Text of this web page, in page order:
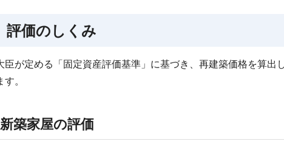
価のしくみ
が定める「固定資産評価基準」に基づき、再建築価格を算出
。
築家屋の評価